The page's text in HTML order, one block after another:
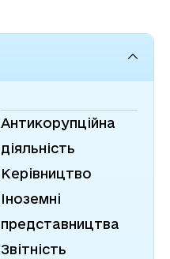
Антикорупційна
діяльність
Керівництво
Іноземні
представництва
Звітність